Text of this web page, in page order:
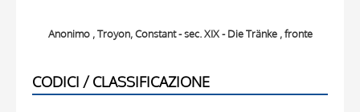
Anonimo , Troyon, Constant - sec. XIX - Die Tränke , fronte
CODICI / CLASSIFICAZIONE